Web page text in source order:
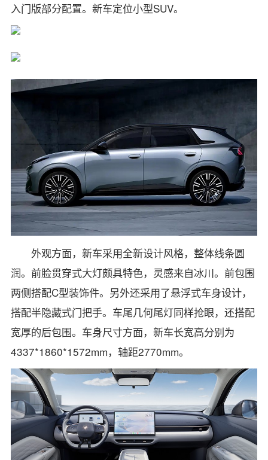
入门版部分配置。新车定位小型SUV。
外观方面，新车采用全新设计风格，整体线条圆
润。前脸贯穿式大灯颇具特色，灵感来自冰川。前包围
两侧搭配C型装饰件。另外还采用了悬浮式车身设计，
搭配半隐藏式门把手。车尾几何尾灯同样抢眼，还搭配
宽厚的后包围。车身尺寸方面，新车长宽高分别为
4337*1860*1572mm，轴距2770mm。